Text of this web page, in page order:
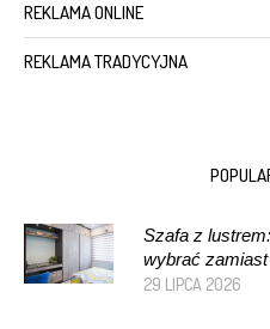
REKLAMA ONLINE
REKLAMA TRADYCYJNA
Szafa z
wybrać
29 LIPCA 2026